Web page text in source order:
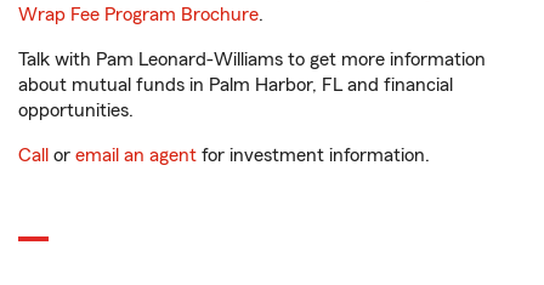
Wrap Fee Program Brochure.
Talk with Pam Leonard-Williams to get more information
about mutual funds in Palm Harbor, FL and financial
opportunities.
Call or email an agent for investment information.